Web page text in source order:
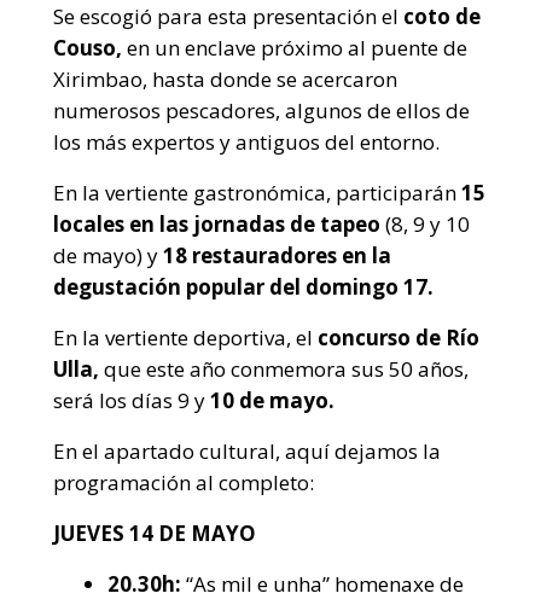
Se escogió para esta presentación el coto de
Couso, en un enclave próximo al puente de
Xirimbao, hasta donde se acercaron
numerosos pescadores, algunos de ellos de
los más expertos y antiguos del entorno.
En la vertiente gastronómica, participarán15
locales en las jornadas de tapeo (8, 9 y 10
de mayo) y18 restauradores en la
degustación popular del domingo 17.
En la vertiente deportiva, el concurso de Río
Ulla, que este año conmemora sus 50 años,
será los días 9 y10 de mayo.
En el apartado cultural, aquí dejamos la
programación al completo:
JUEVES 14 DE MAYO
20.30h: “As mil e unha” homenaxe de